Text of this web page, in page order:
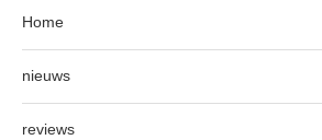
Home
nieuws
reviews